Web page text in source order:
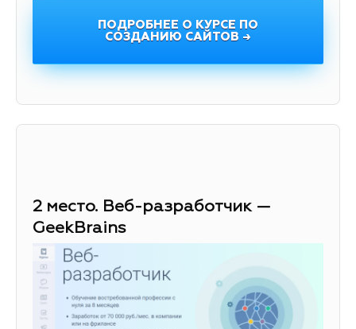
ПОДРОБНЕЕ О КУРСЕ ПО
СОЗДАНИЮ САЙТОВ →
2 место. Веб-разработчик —
GeekBrains